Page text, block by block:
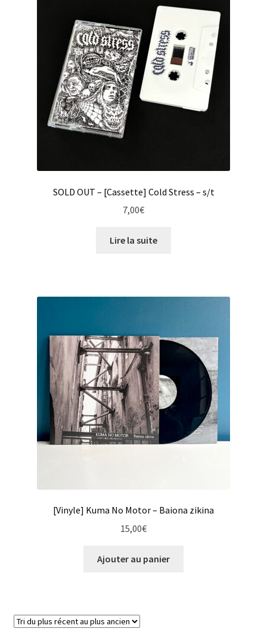
SOLD OUT – [Cassette] Cold Stress – s/t
7,00€
Lire la suite
[Vinyle] Kuma No Motor – Baiona zikina
15,00€
Ajouter au panier